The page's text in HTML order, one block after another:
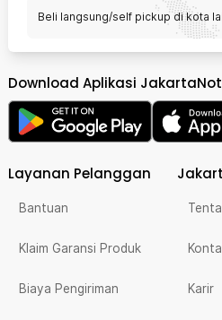
Beli langsung/self pickup di kota
Download Aplikasi
Layanan Pelanggan
Bantuan
Klaim Garansi Produk
Biaya Pengiriman Karir